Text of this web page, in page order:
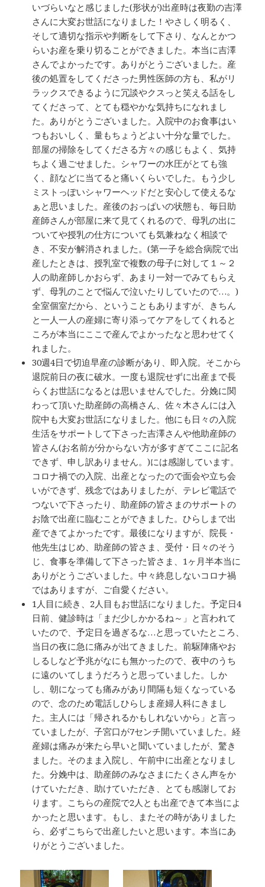
いづらいなと感じました(形状が)出産時は夜勤の吉澤
さんに大変お世話になりました！やさしく明るく、
そして適切な指示や判断をして下さり、なんとかつ
らいお産を乗り切ることができました。本当に吉澤
さんでよかったです。ありがとうございました。産
後の処置をしてくださった男性医師の方も、私がリ
ラックスできるように冗談やクスっと笑える話をし
てくださって、とても穏やかな気持ちになれまし
た。ありがとうございました。入院中のお食事はい
つもおいしく、量もちょうどよい十分な量でした。
部屋の掃除をしてくださる方々の感じもよく、気持
ちよく過ごせました。シャワーの水圧がとても強
く、顔などに当てると痛いくらいでした。もう少し
ミストっぽいシャワーヘッドだと安心して使えるな
ぁと思いました。産後のおっぱいの状態も、毎日助
産師さんが部屋に来て見てくれるので、母乳の出に
ついてや授乳の仕方についても気兼ねなく相談で
き、不安が解消されました。(第一子を総合病院で出
産したときは、授乳室で複数の母子に対して１～２
人の助産師しかおらず、あまり一対一でみてもらえ
ず、母乳のことで悩んで泣いたりしていたので…。)
全室個室だから、ということもありますが、きちん
と一人一人の産婦に寄り添ってケアをしてくれると
ころが本当にここで産んでよかったなと思わせてく
れました。
30週4日で切迫早産の診断があり、即入院。そこから
退院前日の夜に破水。一度も退院せずに出産まで長
らくお世話になるとは思いませんでした。分娩に関
わって頂いた助産師の高橋さん、佐々木さんには入
院中も大変お世話になりました。他にも日々の入院
生活をサポートして下さった吉澤さんや他助産師の
皆さん(お名前が分からない方が多すぎてここに記名
できず、申し訳ありません。)には感謝しています。
コロナ禍での入院、出産となったので面会や立ち会
いができず、残念ではありましたが、テレビ電話で
つないで下さったり、助産師の皆さまのサポートの
お陰で出産に臨むことができました。ひらしまで出
産できてよかったです。最後になりますが、院長・
他先生はじめ、助産師の皆さま、受付・日々のそう
じ、食事を準備して下さった皆さま、1ヶ月半本当に
ありがとうございました。中々終息しないコロナ禍
ではありますが、ご自愛ください。
1人目に続き、2人目もお世話になりました。予定日4
日前、健診時は「まだ少しかかるね～」と言われて
いたので、予定日を過ぎるな…と思っていたところ、
当日の夜に急に痛みが出てきました。前駆陣痛やお
しるしなど予兆がなにも無かったので、夜中のうち
に遠のいてしまうだろうと思っていました。しか
し、朝になっても痛みがあり間隔も短くなっている
ので、念のため電話しひらしま産婦人科にきまし
た。主人には「帰されるかもしれないから」と言っ
ていましたが、子宮口が7センチ開いていました。経
産婦は痛みが来たら早いと聞いていましたが、驚き
ました。そのまま入院し、午前中に出産となりまし
た。分娩中は、助産師のみなさまにたくさん声をか
けていただき、助けていただき、とても感謝してお
ります。こちらの産院で2人とも出産できて本当によ
かったと思います。もし、またその時がありました
ら、必ずこちらで出産したいと思います。本当にあ
りがとうございました。